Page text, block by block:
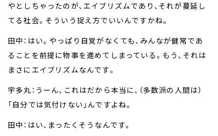
やとしちゃったのが、エイブリズムであり、それが蔓延し
てる社会。そういう捉え方でいいんですかね。
田中：はい。やっぱり自覚がなくても、みんなが健常であ
ることを前提に物事を進めてしまっている。もう、それは
まさにエイブリズムなんです。
宇多丸：うーん、これはだから本当に、（多数派の人間は）
「自分では気付けない」んですよね。
田中：はい、まったくそうなんです。